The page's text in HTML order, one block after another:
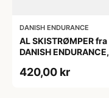
DANISH ENDURANCE
AL SKISTRØMPER fra
DANISH ENDURANCE,
420,00 kr